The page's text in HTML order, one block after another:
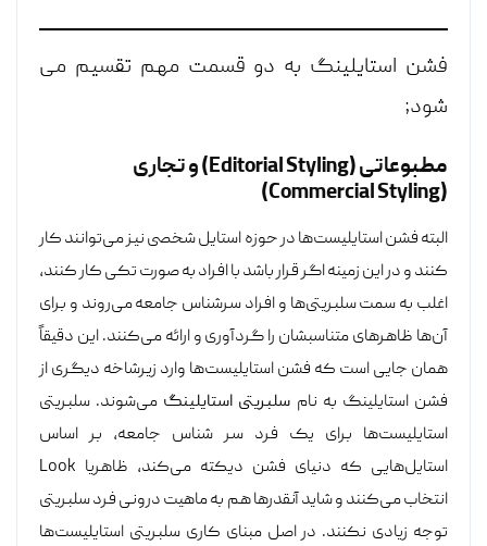
فشن استایلینگ به دو قسمت مهم تقسیم می
شود;
مطبوعاتی (Editorial Styling) و تجاری
(Commercial Styling)
البته فشن استایلیست‌ها در حوزه استایل شخصی نیز می‌توانند کار
کنند و در این زمینه اگر قرار باشد با افراد به صورت تکی کار کنند،
اغلب به سمت سلبریتی‌ها و افراد سرشناس جامعه می‌روند و برای
آن‌ها ظاهر‌های متناسبشان را گردآوری و ارائه می‌کنند. این دقیقاً
همان جایی است که فشن استایلیست‌ها وارد زیرشاخه دیگری از
فشن استایلینگ به نام سلبریتی استایلینگ می‌شوند. سلبریتی
استایلیست‌ها برای یک فرد سر شناس جامعه، بر اساس
استایل‌هایی که دنیای فشن دیکته می‌کند، ظاهر‌یا Look
انتخاب می‌کنند و شاید آنقدر‌ها هم به ماهیت درونی فرد سلبریتی
توجه زیادی نکنند. در اصل مبنای کاری سلبریتی استایلیست‌ها